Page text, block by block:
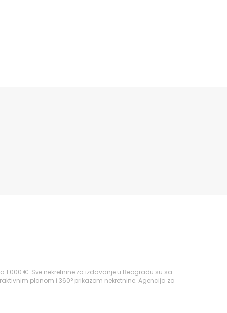
1.000 €. Sve nekretnine za izdavanje u Beogradu su sa
planom i 360° prikazom nekretnine. Agencija za